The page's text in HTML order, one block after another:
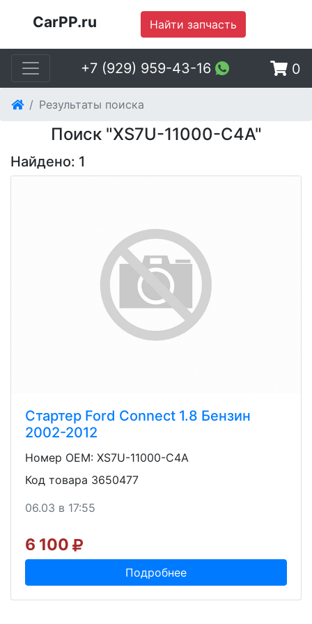
CarPP.ru Найти запчасть
+7 (929) 959-43-16 0
Результаты поиска
Поиск "XS7U-11000-C4A"
Найдено: 1
Стартер Ford Connect 1.8 Бензин
2002-2012
Номер OEM: XS7U-11000-C4A
Код товара 3650477
06.03 в 17:55
6 100
Подробнее